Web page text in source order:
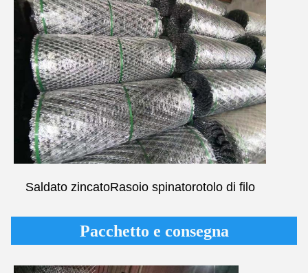
Saldato zincatoRasoio spinatorotolo di filo
Pacchetto e consegna